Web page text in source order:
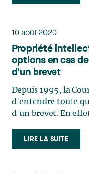
contrats
10 août 2020
Propriété
options en cas
d'un brevet
Depuis 1995, la
d’entendre toute
d’un brevet. En
compétence sur la
compétence pour
LIRE LA SUITE